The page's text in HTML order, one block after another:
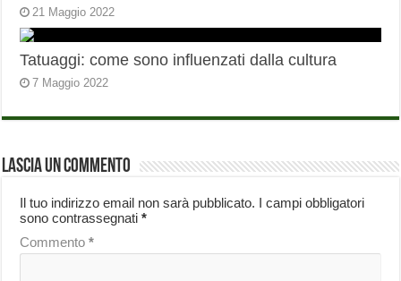
21 Maggio 2022
Tatuaggi: come sono influenzati dalla cultura
7 Maggio 2022
Lascia un commento
Il tuo indirizzo email non sarà pubblicato. I campi obbligatori
sono contrassegnati*
Commento*